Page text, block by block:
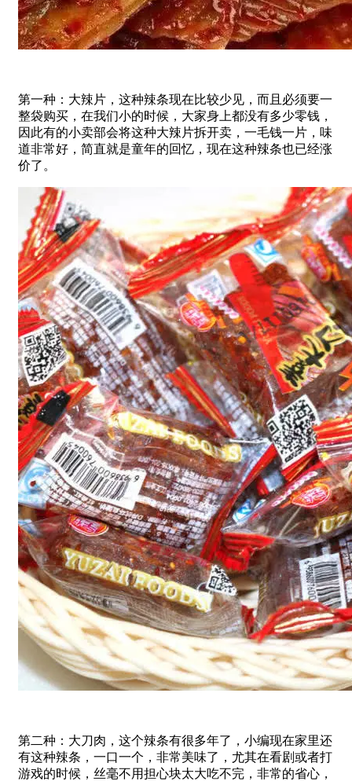
第一种：大辣片，这种辣条现在比较少见，而且必须要一
整袋购买，在我们小的时候，大家身上都没有多少零钱，
因此有的小卖部会将这种大辣片拆开卖，一毛钱一片，味
道非常好，简直就是童年的回忆，现在这种辣条也已经涨
价了。
第二种：大刀肉，这个辣条有很多年了，小编现在家里还
有这种辣条，一口一个，非常美味了，尤其在看剧或者打
游戏的时候，丝毫不用担心块太大吃不完，非常的省心，